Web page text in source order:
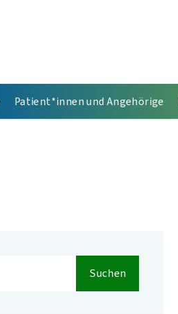
Patient*innen und Angehörige
Suchen